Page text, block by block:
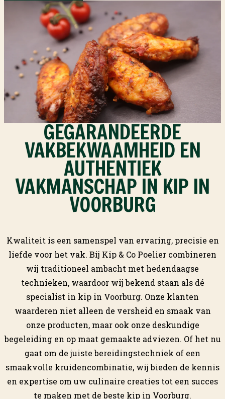
GEGARANDEERDE
VAKBEKWAAMHEID EN
AUTHENTIEK
VAKMANSCHAP IN KIP IN
VOORBURG
Kwaliteit is een samenspel van ervaring, precisie en
liefde voor het vak. Bij Kip & Co Poelier combineren
wij traditioneel ambacht met hedendaagse
technieken, waardoor wij bekend staan als dé
specialist in kip in Voorburg. Onze klanten
waarderen niet alleen de versheid en smaak van
onze producten, maar ook onze deskundige
begeleiding en op maat gemaakte adviezen. Of het nu
gaat om de juiste bereidingstechniek of een
smaakvolle kruidencombinatie, wij bieden de kennis
en expertise om uw culinaire creaties tot een succes
te maken met de beste kip in Voorburg.